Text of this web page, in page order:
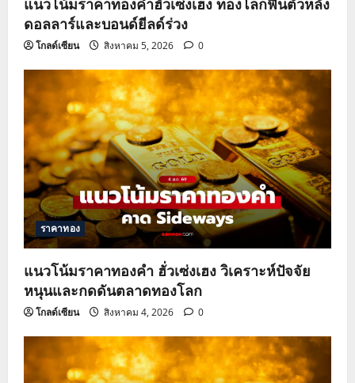
ดอลลาร์และบอนด์ยีลด์ร่วง
โกลด์เซียน สิงหาคม 5, 2026 0
ราคาทอง
แนวโน้มราคาทองคำ ฮั่วเซ่งเฮง วิเคราะห์ปัจจัย
หนุนและกดดันตลาดทองโลก
โกลด์เซียน สิงหาคม 4, 2026 0